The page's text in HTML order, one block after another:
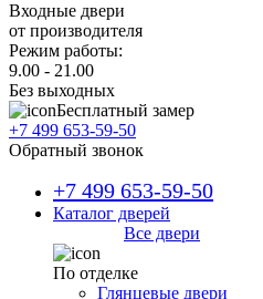
Входные двери
от производителя
Режим работы:
9.00 - 21.00
Без выходных
Бесплатный замер
+7 499 653-59-50
Обратный звонок
+7 499 653-59-50
Каталог дверей
Все двери
По отделке
Глянцевые двери